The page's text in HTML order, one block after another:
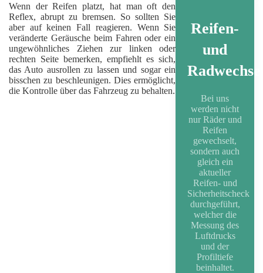
Wenn der Reifen platzt, hat man oft den
Reflex, abrupt zu bremsen. So sollten Sie
aber auf keinen Fall reagieren. Wenn Sie
veränderte Geräusche beim Fahren oder ein
ungewöhnliches Ziehen zur linken oder
rechten Seite bemerken, empfiehlt es sich,
das Auto ausrollen zu lassen und sogar ein
bisschen zu beschleunigen. Dies ermöglicht,
die Kontrolle über das Fahrzeug zu behalten.
Reifen-
und
Bei uns
werden nicht
nur Räder und
Reifen
gewechselt,
sondern auch
gleich ein
aktueller
Reifen- und
Sicherheitscheck
durchgeführt,
welcher die
Messung des
Luftdrucks
und der
Profiltiefe
beinhaltet.